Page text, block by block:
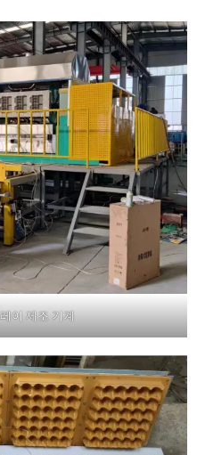
이 제조 기계